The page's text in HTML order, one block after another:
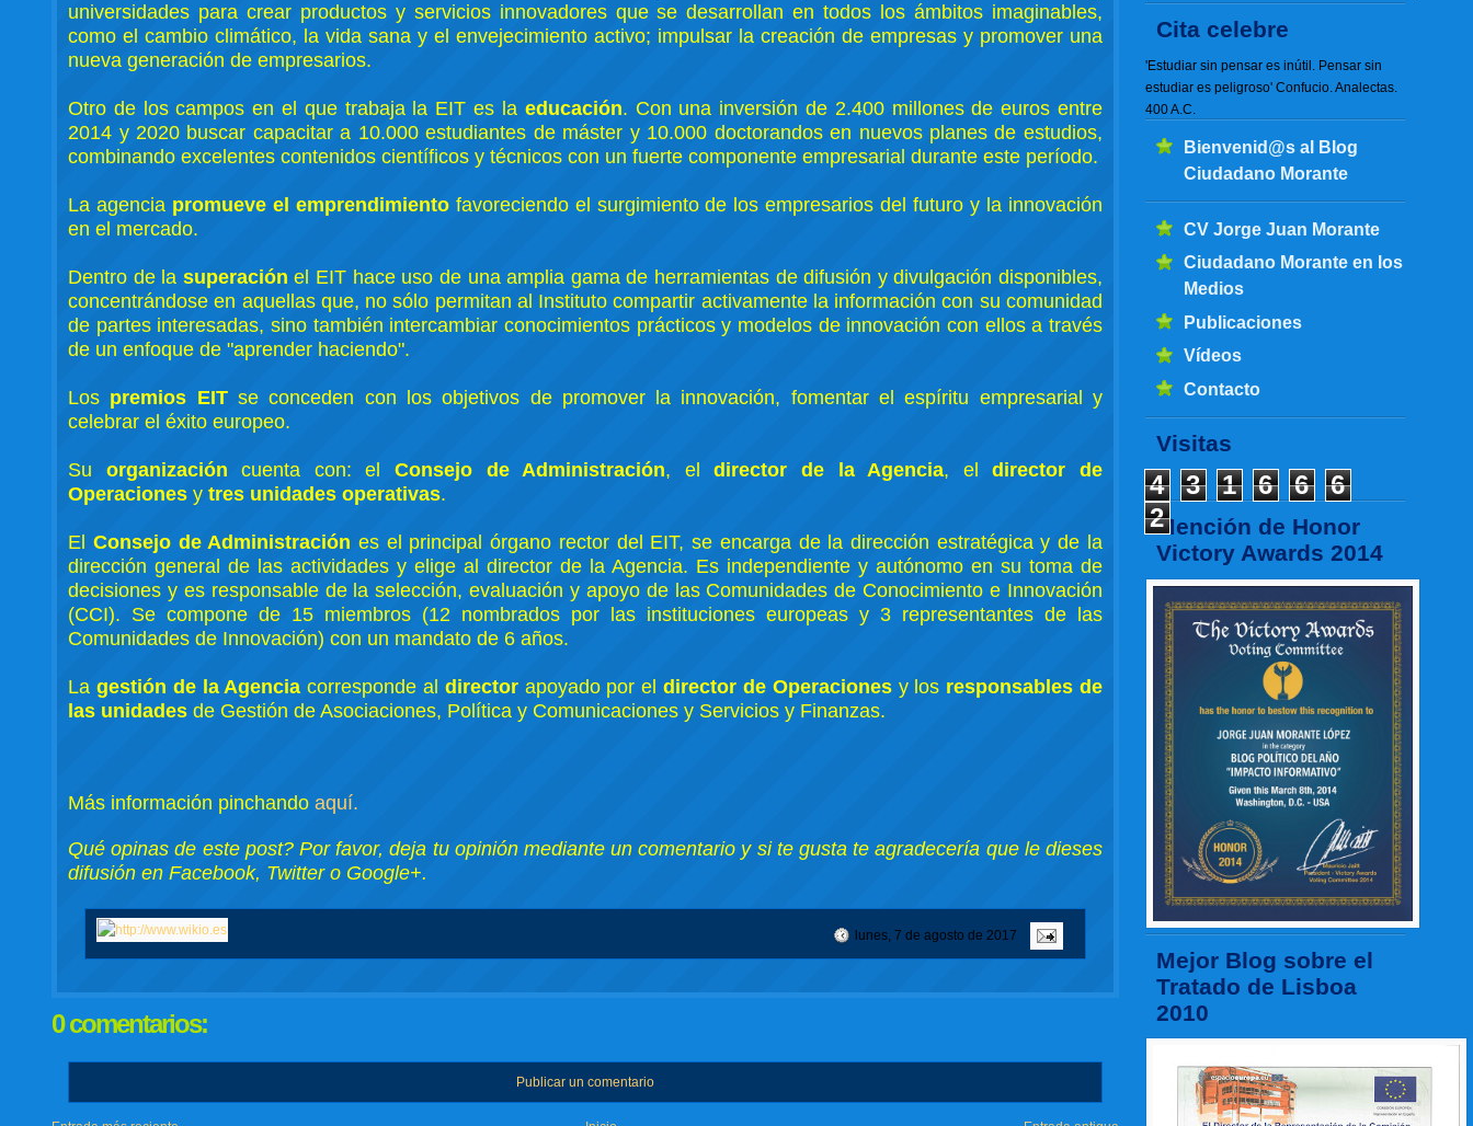
Cita celebre
'Estudiar sin pensar es inútil. Pensar sin
estudiar es peligroso' Confucio. Analectas.
400 A.C.
Bienvenid@s al Blog
Ciudadano Morante
CV Jorge Juan Morante
Ciudadano Morante en los
Medios
Publicaciones
Vídeos
Contacto
Visitas
4 3 1 6 6
6
2Mención de Honor
Victory Awards 2014
Mejor Blog sobre el
Tratado de Lisboa
2010
universidades para crear productos y servicios innovadores que se desarrollan en todos los ámbitos imaginables,
como el cambio climático, la vida sana y el envejecimiento activo; impulsar la creación de empresas y promover una
nueva generación de empresarios.
Otro de los campos en el que trabaja la EIT es la educación. Con una inversión de 2.400 millones de euros entre
2014 y 2020 buscar capacitar a 10.000 estudiantes de máster y 10.000 doctorandos en nuevos planes de estudios,
combinando excelentes contenidos científicos y técnicos con un fuerte componente empresarial durante este período.
La agencia promueve el emprendimientofavoreciendo el surgimiento de los empresarios del futuro y la innovación
en el mercado.
Dentro de la superación el EIT hace uso de una amplia gama de herramientas de difusión y divulgación disponibles,
concentrándose en aquellas que, no sólo permitan al Instituto compartir activamente la información con su comunidad
de partes interesadas, sino también intercambiar conocimientos prácticos y modelos de innovación con ellos a través
de un enfoque de "aprender haciendo".
Los premios EITse conceden con los objetivos de promover la innovación, fomentar el espíritu empresarial y
celebrar el éxito europeo.
Su organización cuenta con: elConsejo de Administración, eldirector de la Agencia, eldirector de
Operaciones ytres unidades operativas.
El Consejo de Administración es el principal órgano rector del EIT, se encarga de la dirección estratégica y de la
dirección general de las actividades y elige al director de la Agencia. Es independiente y autónomo en su toma de
decisiones y es responsable de la selección, evaluación y apoyo de las Comunidades de Conocimiento e Innovación
(CCI). Se compone de 15 miembros (12 nombrados por las instituciones europeas y 3 representantes de las
Comunidades de Innovación) con un mandato de 6 años.
La gestión de la Agencia corresponde al directorapoyado por eldirector de Operacionesy los responsables de
las unidades de Gestión de Asociaciones, Política y Comunicaciones y Servicios y Finanzas.
Más información pinchandoaquí.
Qué opinas de este post? Por favor, deja tu opinión mediante un comentario y si te gusta te agradecería que le dieses
difusión en Facebook, Twitter o Google+.
lunes, 7 de agosto de 2017
0 comentarios:
Publicar un comentario